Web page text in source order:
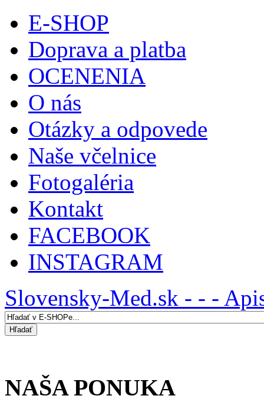
E-SHOP
Doprava a platba
OCENENIA
O nás
Otázky a odpovede
Naše včelnice
Fotogaléria
Kontakt
FACEBOOK
INSTAGRAM
Slovensky-Med.sk - - -
NAŠA PONUKA